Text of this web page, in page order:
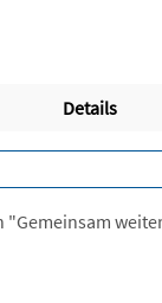
Details